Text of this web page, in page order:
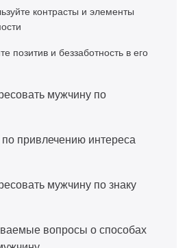
контрасты и элементы
позитив и беззаботность в его
мужчину по
по привлечению интереса
мужчину по знаку
вопросы о способах